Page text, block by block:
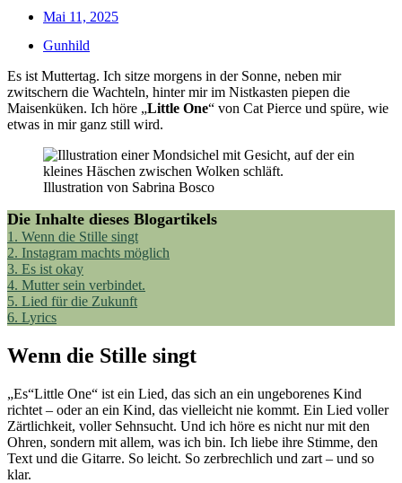
Mai 11, 2025
Gunhild
Es ist Muttertag. Ich sitze morgens in der Sonne, neben mir
zwitschern die Wachteln, hinter mir im Nistkasten piepen die
Maisenküken. Ich höre „Little One“ von Cat Pierce und spüre, wie
etwas in mir ganz still wird.
Illustration von Sabrina Bosco
Die Inhalte dieses Blogartikels
1. Wenn die Stille singt
2. Instagram machts möglich
3. Es ist okay
4. Mutter sein verbindet.
5. Lied für die Zukunft
6. Lyrics
Wenn die Stille singt
„Es“Little One“ ist ein Lied, das sich an ein ungeborenes Kind
richtet – oder an ein Kind, das vielleicht nie kommt. Ein Lied voller
Zärtlichkeit, voller Sehnsucht. Und ich höre es nicht nur mit den
Ohren, sondern mit allem, was ich bin. Ich liebe ihre Stimme, den
Text und die Gitarre. So leicht. So zerbrechlich und zart – und so
klar.